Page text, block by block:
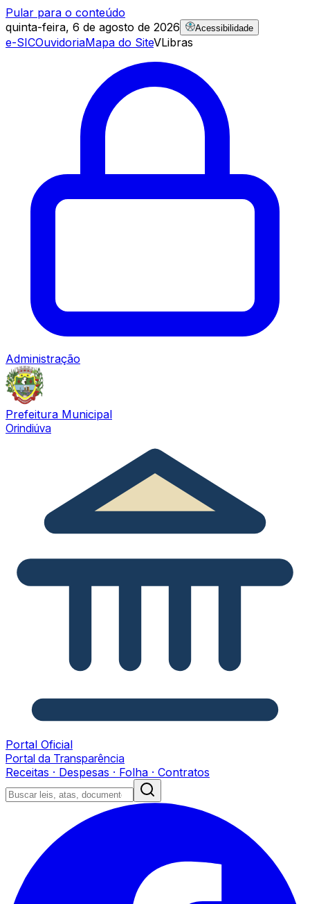
Pular para o conteúdo
quinta-feira, 6 de agosto de 2026
Acessibilidade
e-SICOuvidoriaMapa do SiteVLibras
Administração
Prefeitura Municipal
Orindiúva
Portal Oficial
Portal da Transparência
Receitas · Despesas · Folha · Contratos